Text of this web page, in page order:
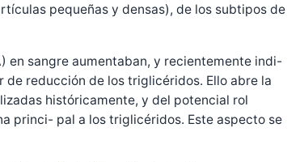
pequeñas y densas), de los subtipos de
en sangre aumentaban, y recientemente indi-
reducción de los triglicéridos. Ello abre la
históricamente, y del potencial rol
princi- pal a los triglicéridos. Este aspecto se